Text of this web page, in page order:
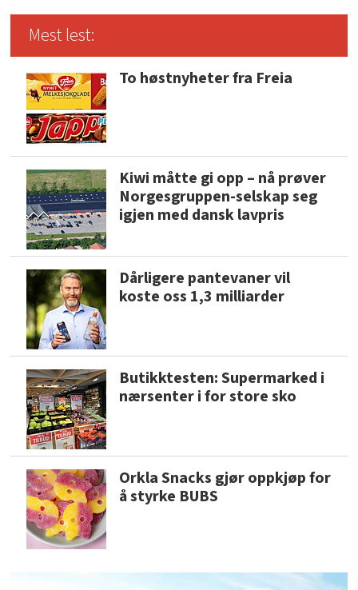
Mest lest:
To høstnyheter fra Freia
Kiwi måtte gi opp – nå prøver
Norgesgruppen-selskap seg
igjen med dansk lavpris
Dårligere pantevaner vil
koste oss 1,3 milliarder
Butikktesten: Supermarked i
nærsenter i for store sko
Orkla Snacks gjør oppkjøp for
å styrke BUBS